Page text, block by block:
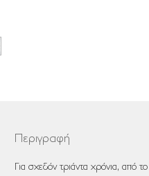
Περιγραφή
Για σχεδόν τριάντα χρόνια, από